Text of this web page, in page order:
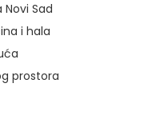
Sad
i hala
prostora